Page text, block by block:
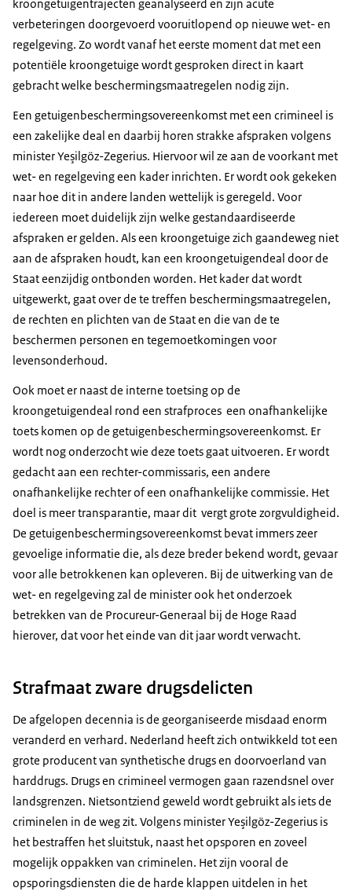
kroongetuigentrajecten geanalyseerd en zijn acute
verbeteringen doorgevoerd vooruitlopend op nieuwe wet- en
regelgeving. Zo wordt vanaf het eerste moment dat met een
potentiële kroongetuige wordt gesproken direct in kaart
gebracht welke beschermingsmaatregelen nodig zijn.
Een getuigenbeschermingsovereenkomst met een crimineel is
een zakelijke deal en daarbij horen strakke afspraken volgens
minister Yeşilgöz-Zegerius. Hiervoor wil ze aan de voorkant met
wet- en regelgeving een kader inrichten. Er wordt ook gekeken
naar hoe dit in andere landen wettelijk is geregeld. Voor
iedereen moet duidelijk zijn welke gestandaardiseerde
afspraken er gelden. Als een kroongetuige zich gaandeweg niet
aan de afspraken houdt, kan een kroongetuigendeal door de
Staat eenzijdig ontbonden worden. Het kader dat wordt
uitgewerkt, gaat over de te treffen beschermingsmaatregelen,
de rechten en plichten van de Staat en die van de te
beschermen personen en tegemoetkomingen voor
levensonderhoud.
Ook moet er naast de interne toetsing op de
kroongetuigendeal rond een strafproces een onafhankelijke
toets komen op de getuigenbeschermingsovereenkomst. Er
wordt nog onderzocht wie deze toets gaat uitvoeren. Er wordt
gedacht aan een rechter-commissaris, een andere
onafhankelijke rechter of een onafhankelijke commissie. Het
doel is meer transparantie, maar dit vergt grote zorgvuldigheid.
De getuigenbeschermingsovereenkomst bevat immers zeer
gevoelige informatie die, als deze breder bekend wordt, gevaar
voor alle betrokkenen kan opleveren. Bij de uitwerking van de
wet- en regelgeving zal de minister ook het onderzoek
betrekken van de Procureur-Generaal bij de Hoge Raad
hierover, dat voor het einde van dit jaar wordt verwacht.
Strafmaat zware drugsdelicten
De afgelopen decennia is de georganiseerde misdaad enorm
veranderd en verhard. Nederland heeft zich ontwikkeld tot een
grote producent van synthetische drugs en doorvoerland van
harddrugs. Drugs en crimineel vermogen gaan razendsnel over
landsgrenzen. Nietsontziend geweld wordt gebruikt als iets de
criminelen in de weg zit. Volgens minister Yeşilgöz-Zegerius is
het bestraffen het sluitstuk, naast het opsporen en zoveel
mogelijk oppakken van criminelen. Het zijn vooral de
opsporingsdiensten die de harde klappen uitdelen in het